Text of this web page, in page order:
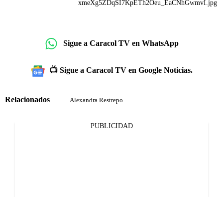
xmeXg5ZDqSI7KpETh2Oeu_EaCNhGwmvI.jpg
Sigue a Caracol TV en WhatsApp
📺 Sigue a Caracol TV en Google Noticias.
Relacionados Alexandra Restrepo
PUBLICIDAD